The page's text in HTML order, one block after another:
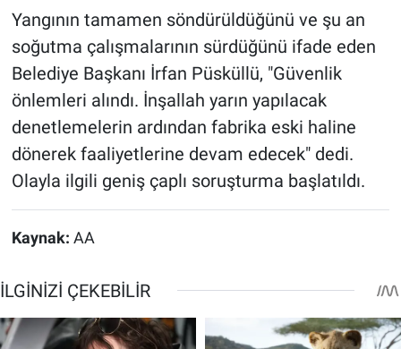
Yangının tamamen söndürüldüğünü ve şu an
soğutma çalışmalarının sürdüğünü ifade eden
Belediye Başkanı İrfan Püsküllü, "Güvenlik
önlemleri alındı. İnşallah yarın yapılacak
denetlemelerin ardından fabrika eski haline
dönerek faaliyetlerine devam edecek" dedi.
Olayla ilgili geniş çaplı soruşturma başlatıldı.
Kaynak: AA